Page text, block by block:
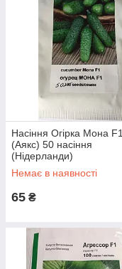
Насіння Огірка Мона F1
(Аякс) 50 насіння
(Нідерланди)
Немає в наявності
65 ₴